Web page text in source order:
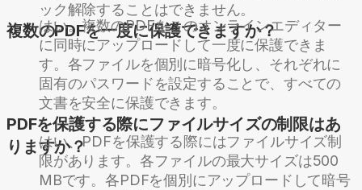
ック解除することはできません。
複数のPDFを一度に保護できますか？
はい。複数のPDFをこのオンラインエディター
に同時にアップロードして一度に保護できま
す。各ファイルを個別に暗号化し、それぞれに
固有のパスワードを設定することで、すべての
文書を安全に保護できます。
PDFを保護する際にファイルサイズの制限はあ
りますか？
はい、PDFを保護する際にはファイルサイズ制
限があります。各ファイルの最大サイズは500
MBです。各PDFを個別にアップロードして暗号